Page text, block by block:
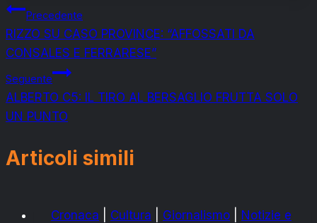
Navigazione
articoli
Precedente
RIZZO SU CASO PROVINCE: “AFFOSSATI DA
CONSALES E FERRARESE”
Seguente
ALBERTO C5: IL TIRO AL BERSAGLIO FRUTTA SOLO
UN PUNTO
Articoli simili
Cronaca Cultura Giornalismo
Notizie e